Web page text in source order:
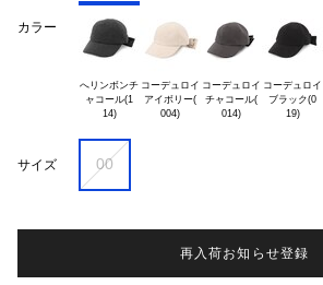
カラー
へリンボンチ
ャコール(1
14)
コーデュロイ
アイボリー(
コーデュロイ
チャコール(
コーデュロイ
ブラック(0
19)
サイズ 00
再入荷お知らせ登録